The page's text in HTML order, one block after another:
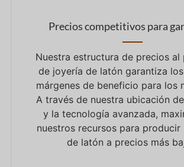
Precios competitivos para
Nuestra estructura de precios al
de joyería de latón garantiza
márgenes de beneficio para los
A través de nuestra ubicación
y la tecnología avanzada,
nuestros recursos para producir
de latón a precios más